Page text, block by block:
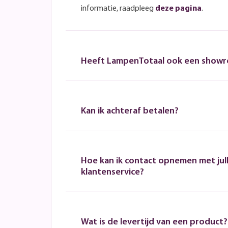
informatie, raadpleeg deze pagina.
Heeft LampenTotaal ook een
Kan ik achteraf betalen?
Hoe kan ik contact opnemen met
klantenservice?
Wat is de levertijd van een product?